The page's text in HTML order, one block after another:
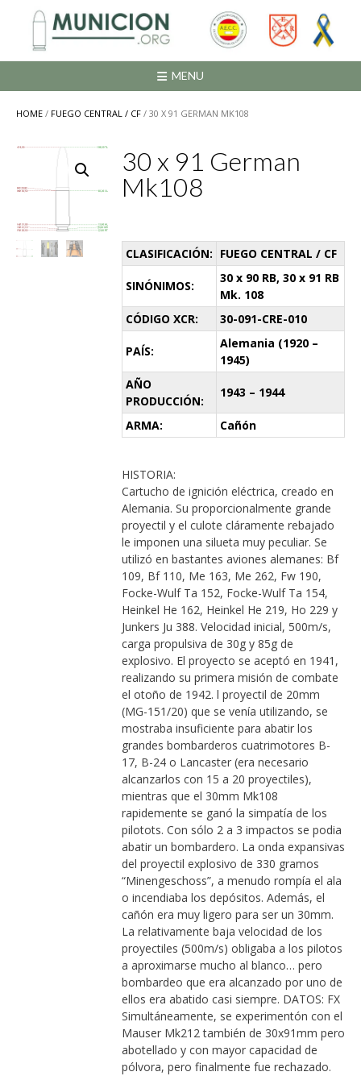
contenido
MENU
HOME / FUEGO CENTRAL / CF / 30 X 91 GERMAN MK108
30 x 91 German
Mk108
CLASIFICACIÓN: FUEGO CENTRAL / CF
SINÓNIMOS:
30 x 90 RB, 30 x 91 RB
Mk. 108
CÓDIGO XCR:
30-091-CRE-010
PAÍS:
Alemania (1920 –
1945)
AÑO
PRODUCCIÓN:
1943 – 1944
ARMA: Cañón
HISTORIA:
Cartucho de ignición eléctrica, creado en
Alemania. Su proporcionalmente grande
proyectil y el culote cláramente rebajado
le imponen una silueta muy peculiar. Se
utilizó en bastantes aviones alemanes: Bf
109, Bf 110, Me 163, Me 262, Fw 190,
Focke-Wulf Ta 152, Focke-Wulf Ta 154,
Heinkel He 162, Heinkel He 219, Ho 229 y
Junkers Ju 388. Velocidad inicial, 500m/s,
carga propulsiva de 30g y 85g de
explosivo. El proyecto se aceptó en 1941,
realizando su primera misión de combate
el otoño de 1942. l proyectil de 20mm
(MG-151/20) que se venía utilizando, se
mostraba insuficiente para abatir los
grandes bombarderos cuatrimotores B-
17, B-24 o Lancaster (era necesario
alcanzarlos con 15 a 20 proyectiles),
mientras que el 30mm Mk108
rapidemente se ganó la simpatía de los
pilotots. Con sólo 2 a 3 impactos se podia
abatir un bombardero. La onda expansivas
del proyectil explosivo de 330 gramos
“Minengeschoss”, a menudo rompía el ala
o incendiaba los depósitos. Además, el
cañón era muy ligero para ser un 30mm.
La relativamente baja velocidad de los
proyectiles (500m/s) obligaba a los pilotos
a aproximarse mucho al blanco… pero
bombardeo que era alcanzado por uno de
ellos era abatido casi siempre. DATOS: FX
Simultáneamente, se experimentón con el
Mauser Mk212 también de 30x91mm pero
abotellado y con mayor capacidad de
pólvora, pero finalmente fue rechazado.